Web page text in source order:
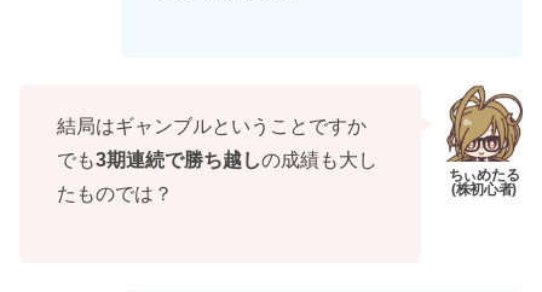
結局はギャンブルということですか
でも3期連続で勝ち越しの成績も大し
たものでは？